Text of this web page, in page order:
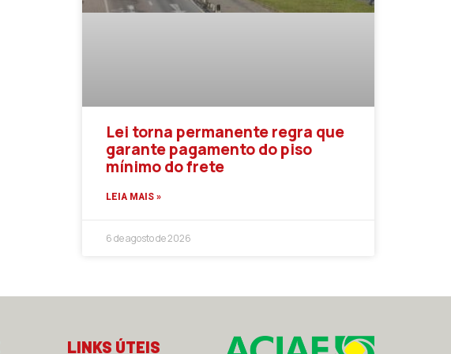
Lei torna permanente regra que
garante pagamento do piso
mínimo do frete
LEIA MAIS »
6 de agosto de 2026
LINKS ÚTEIS